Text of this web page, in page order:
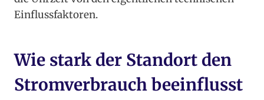
Einflussfaktoren.
Wie stark der Standort den
Stromverbrauch beeinflusst